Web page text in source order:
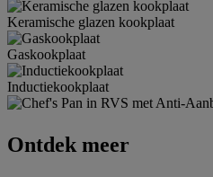
Keramische glazen kookplaat
Gaskookplaat
Inductiekookplaat
Ontdek meer